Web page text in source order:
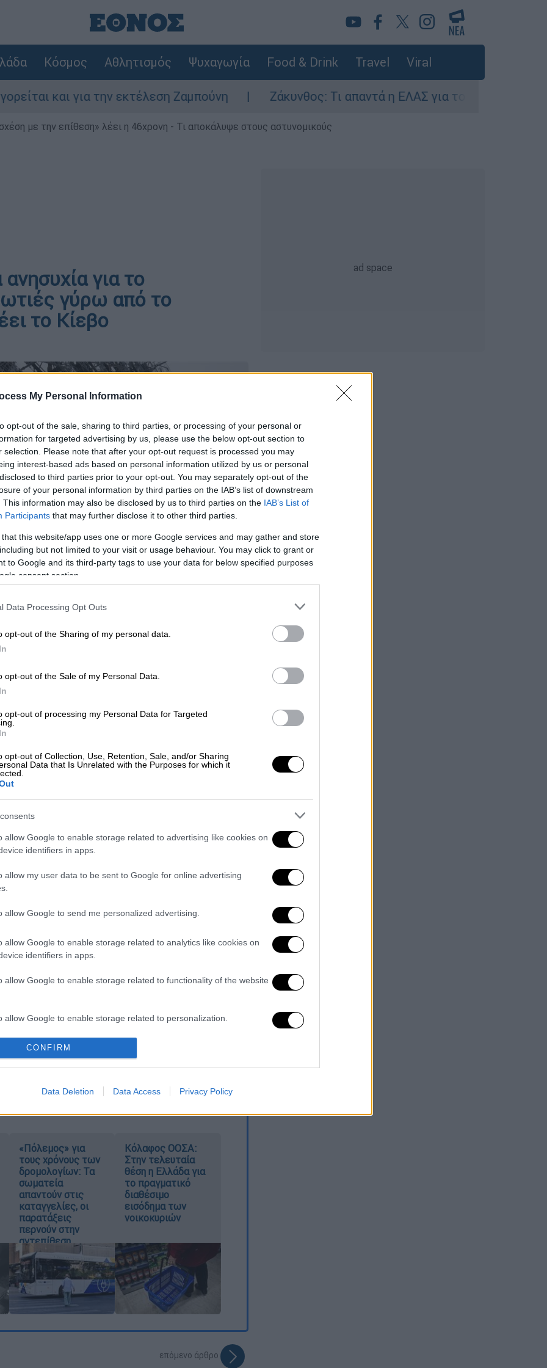
My Personal Information
opt-out of the sale, sharing to third parties, or processing of your personal or
for targeted advertising by us, please use the below opt-out section to
selection. Please note that after your opt-out request is processed you may
interest-based ads based on personal information utilized by us or personal
to third parties prior to your opt-out. You may separately opt-out of the
of your personal information by third parties on the IAB’s list of downstream
This information may also be disclosed by us to third parties on the IAB’s List of
Participants that may further disclose it to other third parties.
that this website/app uses one or more Google services and may gather and store
but not limited to your visit or usage behaviour. You may click to grant or
to Google and its third-party tags to use your data for below specified purposes
consent section.
Data Processing Opt Outs
opt-out of the Sharing of my personal data.
opt-out of the Sale of my Personal Data.
opt-out of processing my Personal Data for Targeted
opt-out of Collection, Use, Retention, Sale, and/or Sharing
Data that Is Unrelated with the Purposes for which it
allow Google to enable storage related to advertising like cookies on
identifiers in apps.
allow my user data to be sent to Google for online advertising
allow Google to send me personalized advertising.
allow Google to enable storage related to analytics like cookies on
identifiers in apps.
allow Google to enable storage related to functionality of the website
allow Google to enable storage related to personalization.
allow Google to enable storage related to security, including
functionality and fraud prevention, and other user protection.
CONFIRM
Data Deletion Data Access Privacy Policy
Κόσμος Αθλητισμός Ψυχαγωγία Food & Drink Travel Viral
και για την εκτέλεση Ζαμπούνη Ζάκυνθος: Τι απαντά η ΕΛΑΣ για τους 8 βιασμούς
με την επίθεση» λέει η 46χρονη - Τι αποκάλυψε στους αστυνομικούς
για το
γύρω από το
το Κίεβο
το ΕΘΝΟΣ στη Google
πυρηνικό εργοστάσιο του
Υπηρεσία Ενημέρωσης της Ουκρανικής
είτε από εμπρησμό.
ή εμπρησμό ξέσπασαν στην
του Τσερνομπιλ, μεταδίδει το
από ρωσικά στρατεύματα,
επιτήρηση, αυξάνοντας τον κίνδυνο
or arson, have broken out in
NPP, @ua_parliament reports. The
so the fires are burning
smoke could spread.
22, 2022
πυρηνική εταιρεία της Ουκρανίας
ραδιενέργειας γύρω από το
Τσερνομπίλ«κινδυνεύουν να αυξηθούν»,
την παρακολούθηση της ακτινοβολίας
«Πόλεμος» για
τους χρόνους των
δρομολογίων: Τα
σωματεία
απαντούν στις
καταγγελίες, οι
παρατάξεις
περνούν στην
αντεπίθεση
Κόλαφος ΟΟΣΑ:
Στην τελευταία
θέση η Ελλάδα για
το πραγματικό
διαθέσιμο
εισόδημα των
νοικοκυριών
επόμενο άρθρο